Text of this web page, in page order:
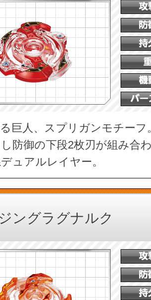
巨人、スプリガンモチーフ
防御の下段2枚刃が組み合
ュアルレイヤー。
ングラグナルク